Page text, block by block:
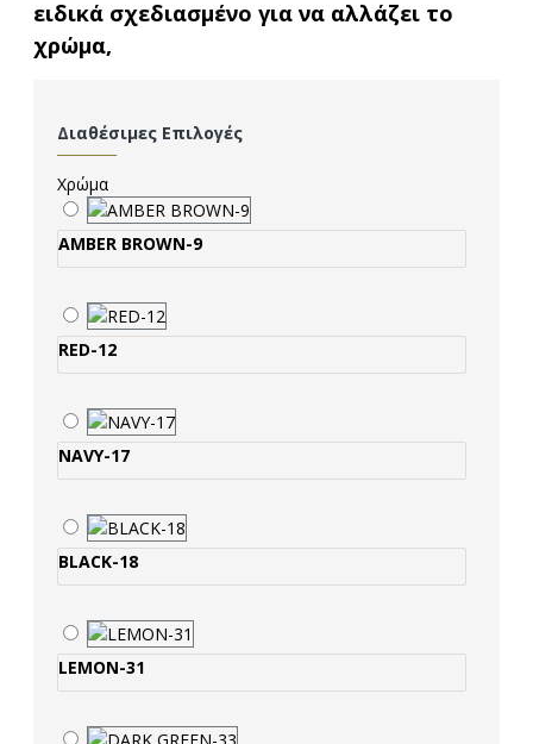
ειδικά σχεδιασμένο για να αλλάζει το
χρώμα,
Διαθέσιμες Επιλογές
Χρώμα
AMBER BROWN-9
RED-12
NAVY-17
BLACK-18
LEMON-31